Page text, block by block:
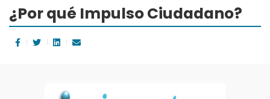
¿Por qué Impulso Ciudadano?